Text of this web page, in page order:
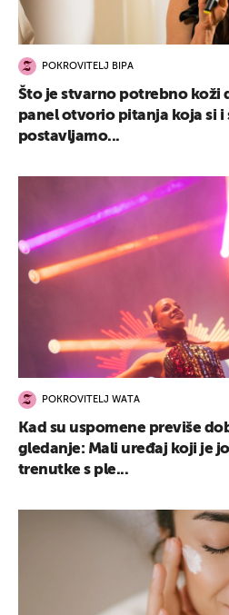
POKROVITELJ BIPA
Što je stvarno potrebno koži
panel otvorio pitanja koja si i
postavljamo...
POKROVITELJ WATA
Kad su uspomene previše
gledanje: Mali uređaj koji je
trenutke s ple...